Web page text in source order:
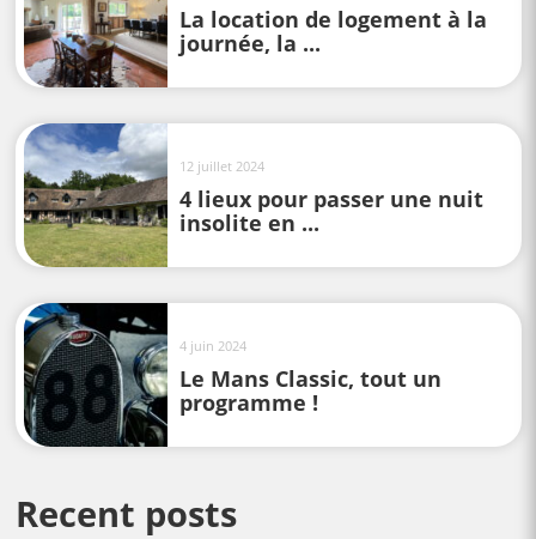
La location de logement à la
journée, la ...
12 juillet 2024
4 lieux pour passer une nuit
insolite en ...
4 juin 2024
Le Mans Classic, tout un
programme !
Recent posts